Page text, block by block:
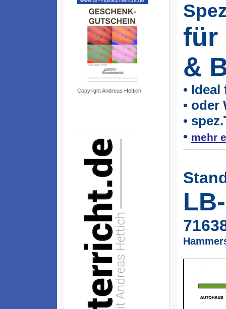
für
&
•
• oder
•
• mehr
Copyright Andreas Hettich